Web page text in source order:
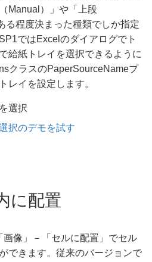
Manual）」や「上段
る程度決まった種類でしか指定
ではExcelのダイアログでト
給紙トレイを選択できるように
クラスのPaperSourceNameプ
レイを設定します。
択のデモを試す
に配置
像」－「セルに配置」でセル
できます。従来のバージョンで